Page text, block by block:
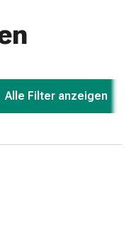
Alle Filter anzeigen